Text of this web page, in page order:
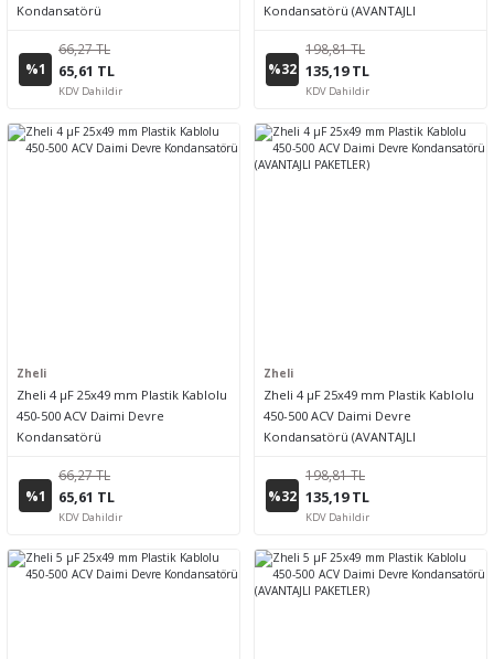
Kondansatörü
%1
66,27 TL
65,61 TL
KDV Dahildir
Kondansatörü (AVANTAJLI
%32
198,81 TL
135,19 TL
KDV Dahildir
Zheli
Zheli 4 µF 25x49 mm Plastik Kablolu
450-500 ACV Daimi Devre
Kondansatörü
%1
66,27 TL
65,61 TL
KDV Dahildir
Zheli
Zheli 4 µF 25x49 mm Plastik Kablolu
450-500 ACV Daimi Devre
Kondansatörü (AVANTAJLI
%32
198,81 TL
135,19 TL
KDV Dahildir